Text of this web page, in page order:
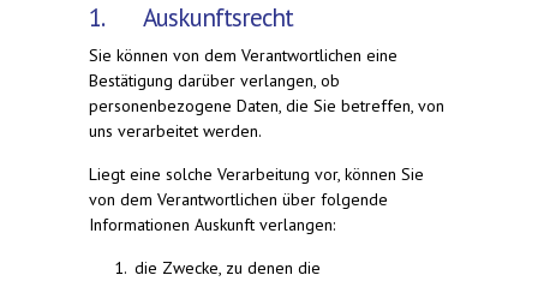
1. Auskunftsrecht
Sie können von dem Verantwortlichen eine
Bestätigung darüber verlangen, ob
personenbezogene Daten, die Sie betreffen, von
uns verarbeitet werden.
Liegt eine solche Verarbeitung vor, können Sie
von dem Verantwortlichen über folgende
Informationen Auskunft verlangen:
die Zwecke, zu denen die